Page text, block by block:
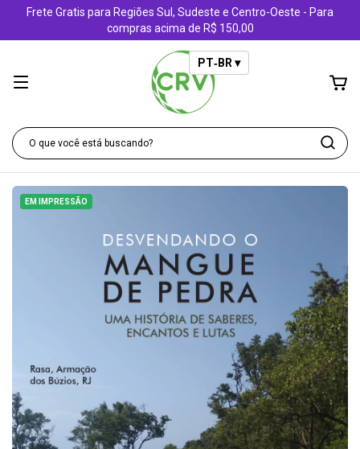
Frete Gratis para Regiões Sul, Sudeste e Centro-Oeste - Para
compras acima de R$ 150,00
PT‑BR ▾
EM IMPRESSÃO